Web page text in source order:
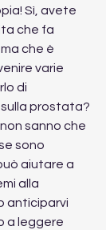
Sì, avete
che fa
che è
varie
di
prostata?
sanno che
sono
aiutare a
alla
anticiparvi
a leggere